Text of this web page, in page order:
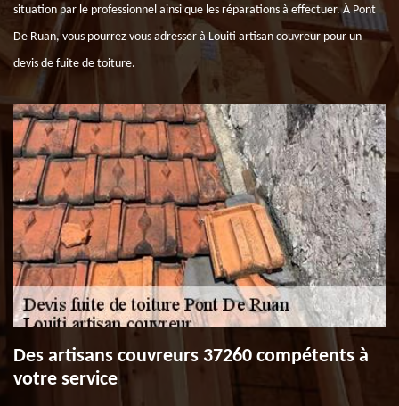
situation par le professionnel ainsi que les réparations à effectuer. À Pont
De Ruan, vous pourrez vous adresser à Louiti artisan couvreur pour un
devis de fuite de toiture.
Des artisans couvreurs 37260 compétents à
votre service